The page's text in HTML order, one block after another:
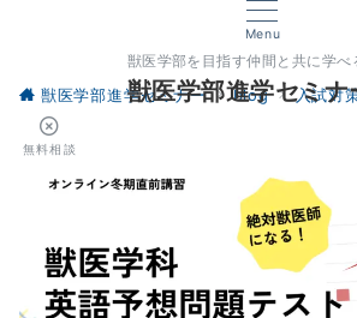
Menu
獣医学部を目指す仲間と共に学べ
獣医学部進学セミナ
無料相談
獣医学部進学セミナー blog 入試対